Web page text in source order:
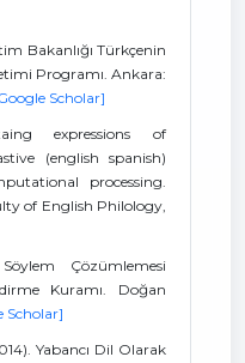
Bakanlığı Türkçenin
Programı. Ankara:
Scholar]
expressions of
(english spanish)
processing.
of English Philology,
Çözümlemesi
Kuramı. Doğan
Scholar]
Yabancı Dil Olarak